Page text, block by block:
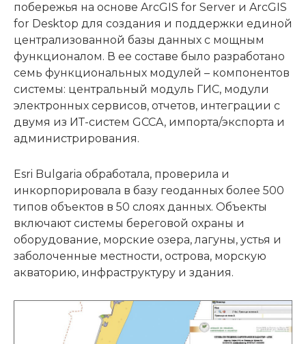
побережья на основе ArcGIS for Server и ArcGIS
for Desktop для создания и поддержки единой
централизованной базы данных с мощным
функционалом. В ее составе было разработано
семь функциональных модулей – компонентов
системы: центральный модуль ГИС, модули
электронных сервисов, отчетов, интеграции с
двумя из ИТ-систем GCCA, импорта/экспорта и
администрирования.
Esri Bulgaria обработала, проверила и
инкорпорировала в базу геоданных более 500
типов объектов в 50 слоях данных. Объекты
включают системы береговой охраны и
оборудование, морские озера, лагуны, устья и
заболоченные местности, острова, морскую
акваторию, инфраструктуру и здания.